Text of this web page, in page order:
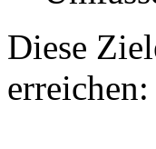
Diese
erreichen: